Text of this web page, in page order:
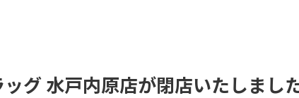
グ 水戸内原店が閉店いたしまし